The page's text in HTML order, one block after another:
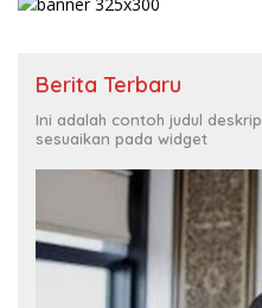
Berita Terbaru
Ini adalah contoh judul
sesuaikan pada widget